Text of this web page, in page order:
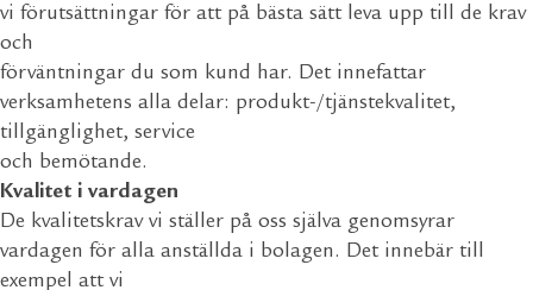
vi förutsättningar för att på bästa sätt leva upp till de krav
och
förväntningar du som kund har. Det innefattar
verksamhetens alla delar: produkt-/tjänstekvalitet,
tillgänglighet, service
och bemötande.
Kvalitet i vardagen
De kvalitetskrav vi ställer på oss själva genomsyrar
vardagen för alla anställda i bolagen. Det innebär till
exempel att vi